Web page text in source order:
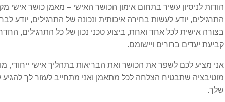
אין אונות
אנדומטריוזיס
בעיות גיל המעבר
הודות לניסיון עשיר בתחום אימון הכושר האישי – מאמן כושר אישי
התרגילים, יודע לעשות בחירה איכותית ונכונה של התרגילים,
בצורה אישית לכל אחד ואחת, ביצוע טכני נכון של כל התרגילים,
קביעת יעדים ברורים ויישומם.
אני מציע לכם לשפר את הכושר ואת הבריאות בתהליך אישי ייחודי,
מוטיבציה שתבטיח הצלחה לכל מתאמן ואני מתחייב לעזור לך
שלך.